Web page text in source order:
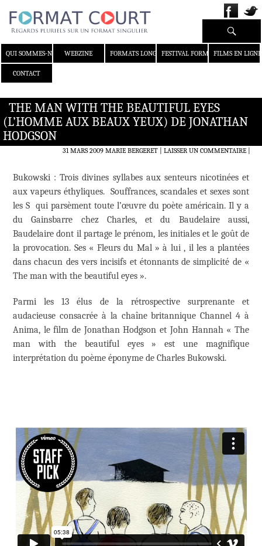
QUI SOMMES-NOUS ?WEBZINE FORMATS LONGS FESTIVAL FORMAT COURT
FILMS EN LIGNE
CONTACT
Recherche
THE MAN WITH THE BEAUTIFUL EYES
(L’HOMME AUX BEAUX YEUX) DE JONATHAN
HODGSON
31 MARS 2009 MARIE BERGERET LAISSER UN COMMENTAIRE|
Bukowski : Trois divines syllabes aux senteurs nicotinées et
aux vapeurs éthyliques. Souffrances, scandales et sexes sont
les S qui parsèment toute l’œuvre du poète américain. Il y a
du Gainsbarre chez Charles, et du Baudelaire aussi,
Baudelaire dont il partage le prénom, les initiales et le goût de
la provocation. Ses « Fleurs du Mal » à lui , il les a plantées
dans chacun des vers incisifs et étonnants de simplicité de «
The man with the beautiful eyes ».
Parmi les 13 élus de la rétrospective surprenante et
audacieuse consacrée à la chaîne britannique Channel 4 à
Anima, le film de Jonathan Hodgson et John Hannah « The
man with the beautiful eyes » est une magnifique
interprétation du poème éponyme de Charles Bukowski.